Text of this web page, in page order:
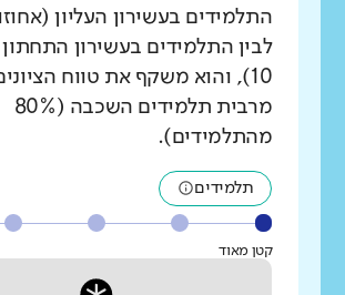
לבין התלמידים בעשירון התחתון
10), והוא משקף את טווח
מרבית תלמידים השכבה (80%
מהתלמידים).
תלמידים
קטן מאוד